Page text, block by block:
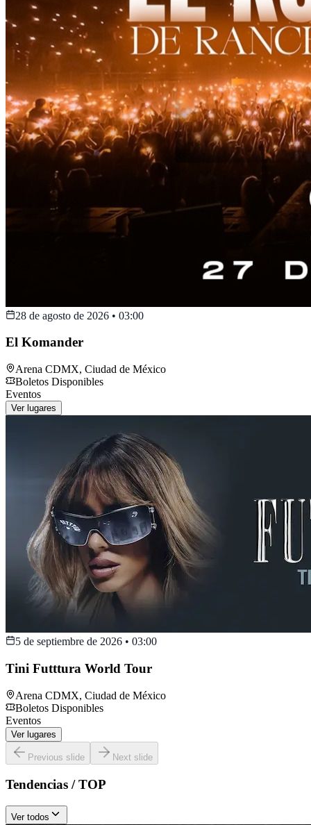
28 de agosto de 2026 • 03:00
El Komander
Arena CDMX, Ciudad de México
Boletos Disponibles
Eventos
Ver lugares
5 de septiembre de 2026 • 03:00
Tini Futttura World Tour
Arena CDMX, Ciudad de México
Boletos Disponibles
Eventos
Ver lugares
Previous slide Next slide
Tendencias / TOP
Ver todos